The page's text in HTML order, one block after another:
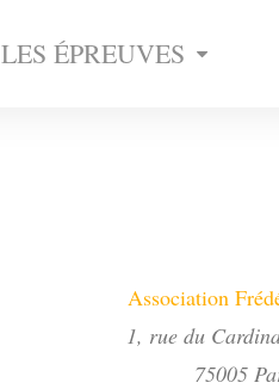
LES ÉPREUVES
Association
1, rue du
75005